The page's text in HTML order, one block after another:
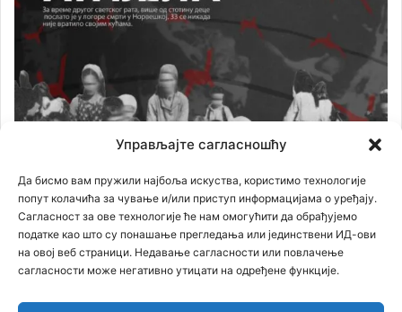
Управљајте сагласношћу
Да бисмо вам пружили најбоља искуства, користимо технологије
попут колачића за чување и/или приступ информацијама о уређају.
Сагласност за ове технологије ће нам омогућити да обрађујемо
податке као што су понашање прегледања или јединствени ИД-ови
на овој веб страници. Недавање сагласности или повлачење
сагласности може негативно утицати на одређене функције.